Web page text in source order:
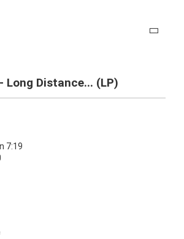
Long Distance... (LP)
7:19